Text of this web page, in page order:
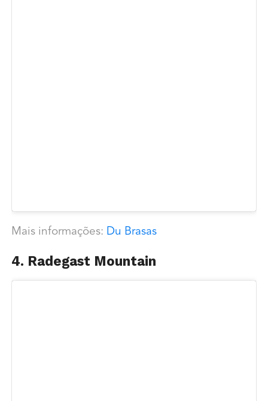
Mais informações: Du Brasas
4. Radegast Mountain